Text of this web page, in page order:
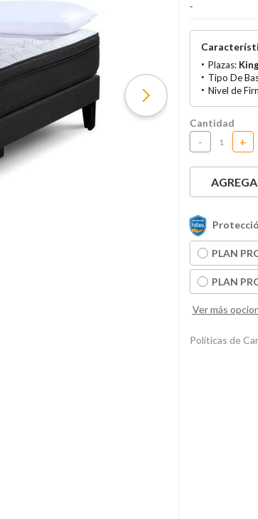
-
Plazas:
Tipo De
Nivel de
Cantidad
- +
PLAN
PLAN
Ver más
Políticas de